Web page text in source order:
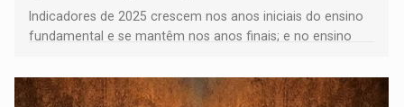
Indicadores de 2025 crescem nos anos iniciais do ensino
fundamental e se mantêm nos anos finais; e no ensino